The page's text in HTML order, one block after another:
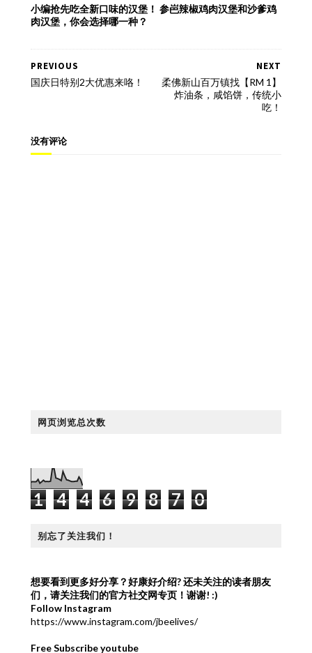
小编抢先吃全新口味的汉堡！ 参岜辣椒鸡肉汉堡和沙爹鸡
肉汉堡，你会选择哪一种？
NEXT
柔佛新山百万镇找【RM 1】
炸油条，咸馅饼，传统小
吃！
PREVIOUS
国庆日特别2大优惠来咯！
没有评论
网页浏览总次数
1 4 4 6 9 8 7 0
别忘了关注我们！
想要看到更多好分享？好康好介绍?还未关注的读者朋友
们，请关注我们的官方社交网专页！谢谢! :)
Follow Instagram
https://www.instagram.com/jbeelives/
Free Subscribe youtube